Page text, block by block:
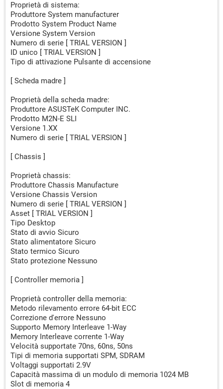
Proprietà di sistema:
Produttore System manufacturer
Prodotto System Product Name
Versione System Version
Numero di serie [ TRIAL VERSION ]
ID unico [ TRIAL VERSION ]
Tipo di attivazione Pulsante di accensione
[ Scheda madre ]
Proprietà della scheda madre:
Produttore ASUSTeK Computer INC.
Prodotto M2N-E SLI
Versione 1.XX
Numero di serie [ TRIAL VERSION ]
[ Chassis ]
Proprietà chassis:
Produttore Chassis Manufacture
Versione Chassis Version
Numero di serie [ TRIAL VERSION ]
Asset [ TRIAL VERSION ]
Tipo Desktop
Stato di avvio Sicuro
Stato alimentatore Sicuro
Stato termico Sicuro
Stato protezione Nessuno
[ Controller memoria ]
Proprietà controller della memoria:
Metodo rilevamento errore 64-bit ECC
Correzione d'errore Nessuno
Supporto Memory Interleave 1-Way
Memory Interleave corrente 1-Way
Velocità supportate 70ns, 60ns, 50ns
Tipi di memoria supportati SPM, SDRAM
Voltaggi supportati 2.9V
Capacità massima di un modulo di memoria 1024 MB
Slot di memoria 4